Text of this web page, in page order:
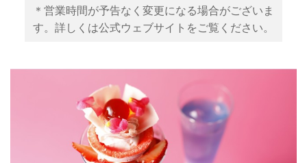
＊営業時間が予告なく変更になる場合がございま
す。詳しくは公式ウェブサイトをご覧ください。